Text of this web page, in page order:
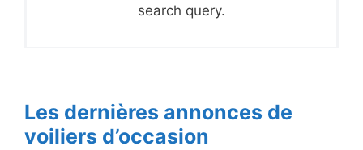
search query.
Les dernières annonces de
voiliers d’occasion